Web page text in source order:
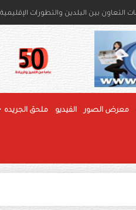
والدة الأمير حمود بن سعود بن
معرض الصور الفيديو ملحق الجريده